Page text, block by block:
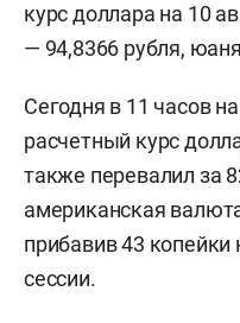
курс доллара на 10
— 94,8366 рубля,
Сегодня в 11 часов
расчетный курс
также перевалил за
американская
прибавив 43
сессии.